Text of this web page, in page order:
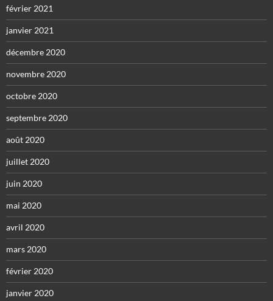
février 2021
janvier 2021
décembre 2020
novembre 2020
octobre 2020
septembre 2020
août 2020
juillet 2020
juin 2020
mai 2020
avril 2020
mars 2020
février 2020
janvier 2020